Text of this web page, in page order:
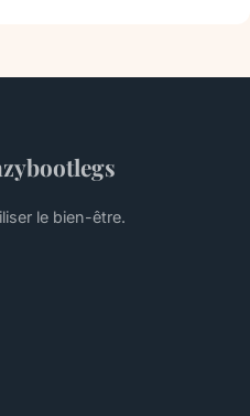
le bien-être.